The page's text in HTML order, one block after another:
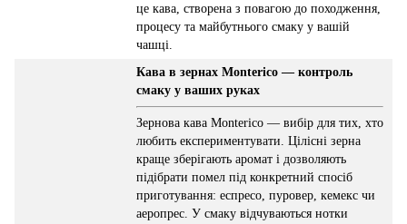
це кава, створена з повагою до походження,
процесу та майбутнього смаку у вашій
чашці.
Кава в зернах Monterico — контроль
смаку у ваших руках
Зернова кава Monterico — вибір для тих, хто
любить експериментувати. Цілісні зерна
краще зберігають аромат і дозволяють
підібрати помел під конкретний спосіб
приготування: еспресо, пуровер, кемекс чи
аеропрес. У смаку відчуваються нотки